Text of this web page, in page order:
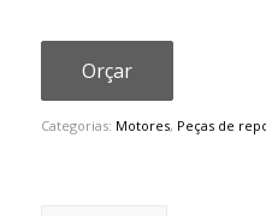
Orçar
Categorias: Motores, Peças de